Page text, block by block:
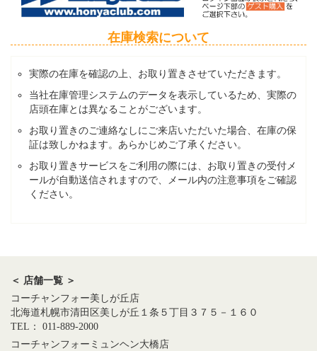
在庫検索について
実際の在庫を確認の上、お取り置きさせていただきます。
当社在庫管理システムのデータを表示しているため、実際の
店頭在庫とは異なることがございます。
お取り置きのご連絡なしにご来店いただいた場合、在庫の保
証は致しかねます。あらかじめご了承ください。
お取り置きサービスをご利用の際には、お取り置きの受付メ
ールが自動送信されますので、メール内の注意事項をご確認
ください。
＜ 店舗一覧 ＞
コーチャンフォー美しが丘店
北海道札幌市清田区美しが丘１条５丁目３７５－１６０
TEL： 011-889-2000
コーチャンフォーミュンヘン大橋店